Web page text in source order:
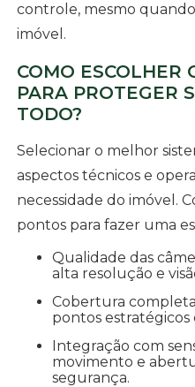
controle, mesmo
imóvel.
COMO ESCOLHER
PARA PROTEGER
TODO?
Selecionar o melhor
aspectos técnicos e
necessidade do imóvel.
pontos para fazer uma
Qualidade das câmeras: prefira modelos com
alta resolução e
Cobertura completa: garanta que todos os
pontos estratégicos
Integração com sensores: detectores de
movimento e
segurança.